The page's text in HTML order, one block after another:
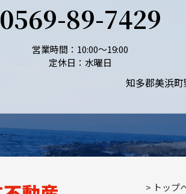
0569-89-7429
営業時間：10:00〜19:00
定休日：水曜日
知多郡美浜
トップ